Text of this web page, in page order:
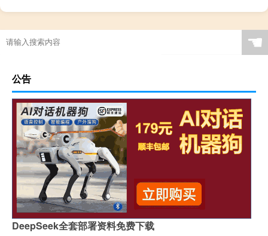
☚
公告
DeepSeek全套部署资料免费下载